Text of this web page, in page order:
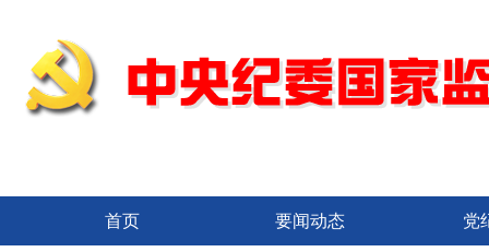
首页 要闻动态 党